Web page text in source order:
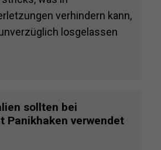
verhindern kann,
losgelassen
sollten bei
Panikhaken verwendet